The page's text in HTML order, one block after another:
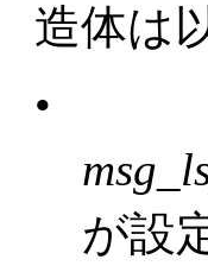
造体は
•
が設